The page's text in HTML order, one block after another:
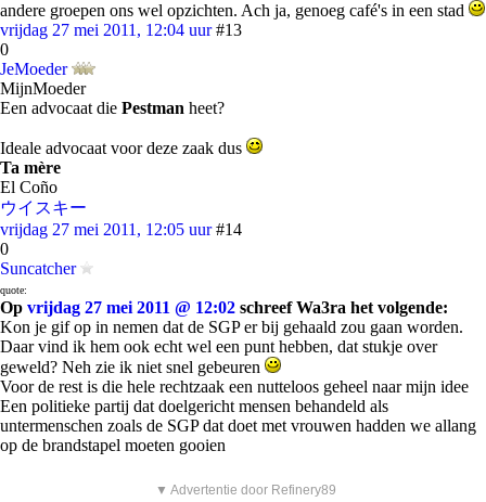
andere groepen ons wel opzichten. Ach ja, genoeg café's in een stad
vrijdag 27 mei 2011, 12:04 uur #13
0
JeMoeder
MijnMoeder
Een advocaat die Pestman heet?
Ideale advocaat voor deze zaak dus
Ta mère
El Coño
ウイスキー
vrijdag 27 mei 2011, 12:05 uur #14
0
Suncatcher
quote:
Op vrijdag 27 mei 2011 @ 12:02 schreef Wa3ra het volgende:
Kon je gif op in nemen dat de SGP er bij gehaald zou gaan worden.
Daar vind ik hem ook echt wel een punt hebben, dat stukje over
geweld? Neh zie ik niet snel gebeuren
Voor de rest is die hele rechtzaak een nutteloos geheel naar mijn idee
Een politieke partij dat doelgericht mensen behandeld als
untermenschen zoals de SGP dat doet met vrouwen hadden we allang
op de brandstapel moeten gooien
▼ Advertentie door Refinery89